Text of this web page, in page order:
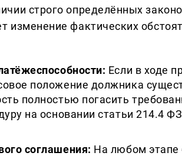
строго определённых
изменение фактических
Если в ходе
положение должника
полностью погасить
на основании статьи 214.4
соглашения: На любом этапе